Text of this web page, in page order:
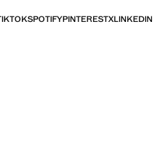
SPOTIFYPINTERESTXLINKEDIN